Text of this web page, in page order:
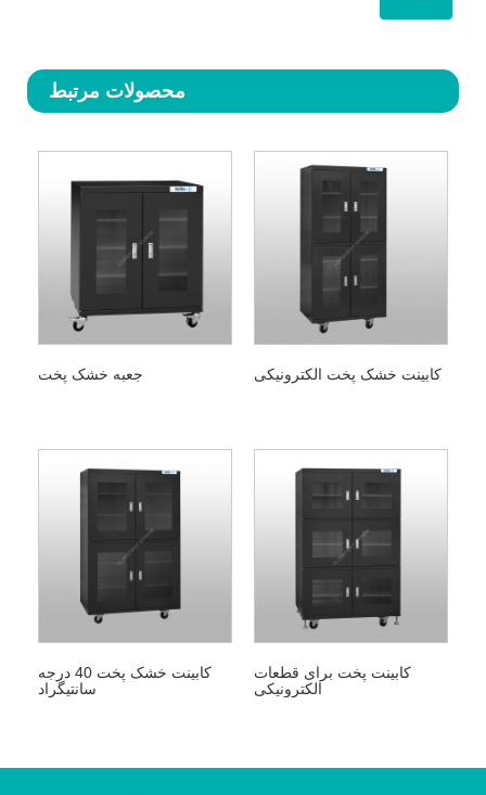
محصولات مرتبط
جعبه خشک پخت کابینت خشک پخت الکترونیکی
کابینت خشک پخت 40 درجه
سانتیگراد
کابینت پخت برای قطعات
الکترونیکی